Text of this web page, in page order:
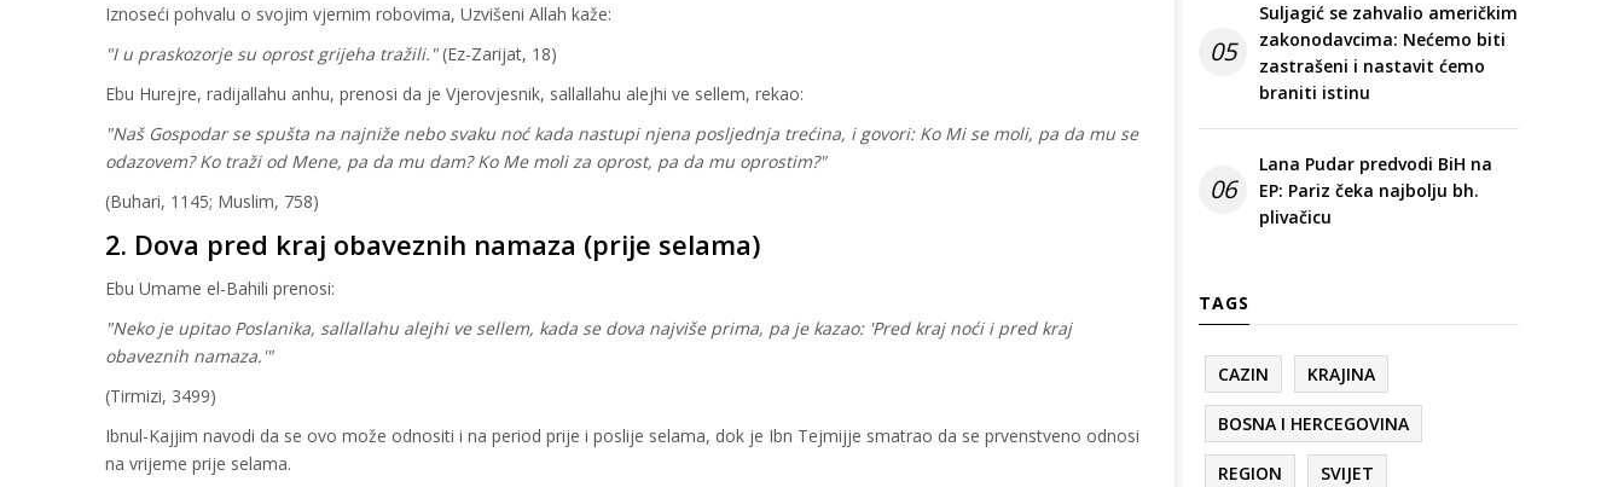
Iznoseći pohvalu o svojim vjernim robovima, Uzvišeni Allah kaže:
"I u praskozorje su oprost grijeha tražili."(Ez-Zarijat, 18)
Ebu Hurejre, radijallahu anhu, prenosi da je Vjerovjesnik, sallallahu alejhi ve sellem, rekao:
"Naš Gospodar se spušta na najniže nebo svaku noć kada nastupi njena posljednja trećina, i govori: Ko Mi se moli, pa da mu se
odazovem? Ko traži od Mene, pa da mu dam? Ko Me moli za oprost, pa da mu oprostim?"
(Buhari, 1145; Muslim, 758)
2. Dova pred kraj obaveznih namaza (prije selama)
Ebu Umame el-Bahili prenosi:
"Neko je upitao Poslanika, sallallahu alejhi ve sellem, kada se dova najviše prima, pa je kazao: 'Pred kraj noći i pred kraj
obaveznih namaza.'"
(Tirmizi, 3499)
Ibnul-Kajjim navodi da se ovo može odnositi i na period prije i poslije selama, dok je Ibn Tejmijje smatrao da se prvenstveno odnosi
na vrijeme prije selama.
05
Suljagić se zahvalio američkim
zakonodavcima: Nećemo biti
zastrašeni i nastavit ćemo
braniti istinu
06
Lana Pudar predvodi BiH na
EP: Pariz čeka najbolju bh.
plivačicu
TAGS
CAZIN KRAJINA
BOSNA I HERCEGOVINA
REGION SVIJET